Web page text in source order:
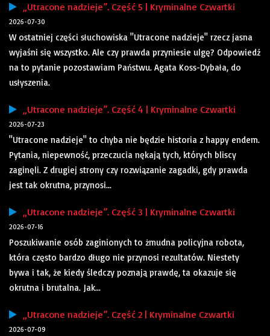
„Utracone nadzieje”. Część 5 | Kryminalne Czwartki
2026-07-30
W ostatniej części słuchowiska "Utracone nadzieje" rzecz jasna
wyjaśni się wszystko. Ale czy prawda przyniesie ulgę? Odpowiedź
na to pytanie pozostawiam Państwu. Agata Koss-Dybała, do
usłyszenia.
„Utracone nadzieje”. Część 4 | Kryminalne Czwartki
2026-07-23
"Utracone nadzieje" to chyba nie będzie historia z happy endem.
Pytania, niepewność, przeczucia nękają tych, których bliscy
zaginęli. Z drugiej strony czy rozwiązanie zagadki, gdy prawda
jest tak okrutna, przynosi...
„Utracone nadzieje”. Część 3 | Kryminalne Czwartki
2026-07-16
Poszukiwanie osób zaginionych to żmudna policyjna robota,
która często bardzo długo nie przynosi rezultatów. Niestety
bywa i tak, że kiedy śledczy poznają prawdę, ta okazuje się
okrutna i brutalna. Jak...
„Utracone nadzieje”. Część 2 | Kryminalne Czwartki
2026-07-09